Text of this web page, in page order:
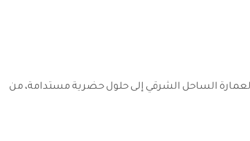
الساحل الشرقي إلى حلول حضرية مستدامة، من